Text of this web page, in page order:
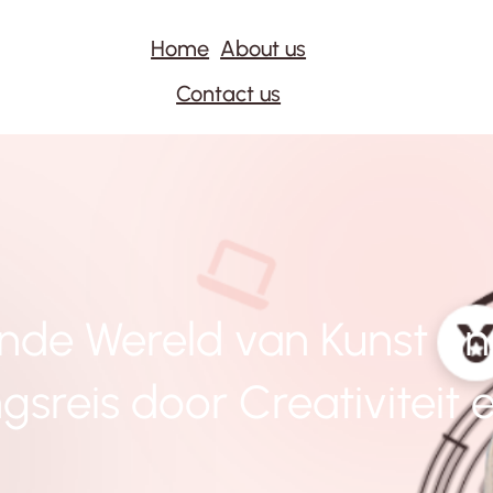
Home About us
Contact us
Wereld van Kunst
door Creativiteit